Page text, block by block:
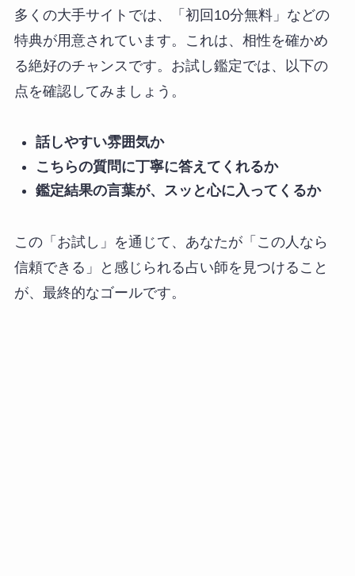
多くの大手サイトでは、「初回10分無料」などの
特典が用意されています。これは、相性を確かめ
る絶好のチャンスです。お試し鑑定では、以下の
点を確認してみましょう。
話しやすい雰囲気か
こちらの質問に丁寧に答えてくれるか
鑑定結果の言葉が、スッと心に入ってくるか
この「お試し」を通じて、あなたが「この人なら
信頼できる」と感じられる占い師を見つけること
が、最終的なゴールです。